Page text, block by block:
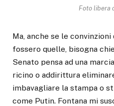
Foto libera
Ma, anche se le
fossero quelle, bisogna
Senato pensa ad una
ricino o addirittura
imbavagliare la stampa o
come Putin. Fontana mi